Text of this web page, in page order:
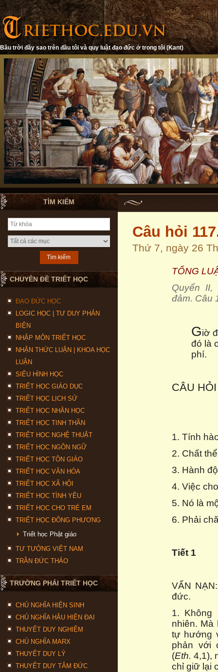
Bầu trời đầy sao trên đầu tôi và quy luật đạo đức ở trong tôi (Kant)
TÌM KIẾM
CHUYÊN ĐỀ TRIẾT HỌC
ĐẠO ĐỨC HỌC
LOGIC HỌC | TƯ DUY PHẢN
BIỆN
NHẬP MÔN TRIẾT HỌC
NHẬN THỨC LUẬN | KHOA HỌC
LUẬN
SIÊU HÌNH HỌC
TRIẾT HỌC GIÁO DỤC
TRIẾT HỌC LỊCH SỬ
TRIẾT HỌC NHÂN HỌC
TRIẾT HỌC TINH THẦN
TRIẾT HỌC NGHỆ THUẬT
TRIẾT HỌC NGÔN NGỮ
TRIẾT HỌC TÔN GIÁO
TRIẾT HỌC VĂN HÓA
TRIẾT HỌC XÃ HỘI
TRIẾT HỌC TÌNH YÊU
TRIẾT HỌC CHO TRẺ EM
TRIẾT HỌC ĐÔNG PHƯƠNG
Triết học Phật giáo
TƯ TƯỞNG VIỆT NAM
TRẦN ĐỨC THẢO
TRƯỜNG PHÁI TRIẾT HỌC
CHỦ NGHĨA HIỆN SINH
CHỦ NGHĨA HẬU HIỆN ĐẠI
THUYẾT DUY NGHIỆM
CHỦ NGHĨA MARX
THUYẾT DUY LÝ
THUYẾT DUY TÂM ĐỨC
Câu hỏi
Thứ 7, ngày 26
TỔNG
Quyển
đảm. Câu
Giờ
đó là
phí.
CÂU
1. Tính
2. Chất
3. Hành
4. Việc
5. Nó là
6. Phải
Tiết 1
VẤN
đức.
1. Không
nhiên.
tự hướng
phản với
(Eth. 4,1),
chỉ giữ lại